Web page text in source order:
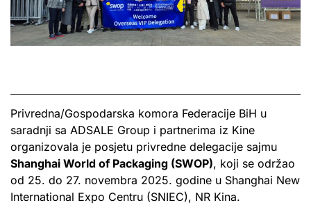
Privredna/Gospodarska komora Federacije BiH u
saradnji sa ADSALE Group i partnerima iz Kine
organizovala je posjetu privredne delegacije sajmu
Shanghai World of Packaging (SWOP), koji se održao
od 25. do 27. novembra 2025. godine u Shanghai New
International Expo Centru (SNIEC), NR Kina.